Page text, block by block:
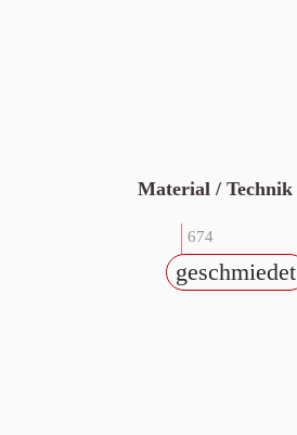
Material / Technik
674
geschmiedet